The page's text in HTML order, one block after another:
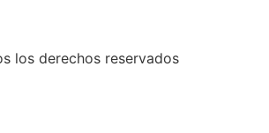
los derechos reservados